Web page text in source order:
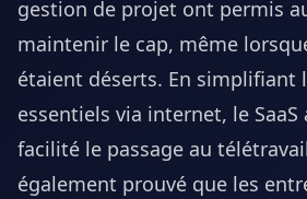
gestion de projet ont permis
maintenir le cap, même
étaient déserts. En simplifiant
essentiels via internet, le
facilité le passage au
également prouvé que les